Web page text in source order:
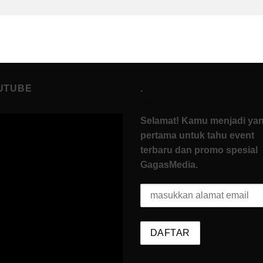
.
Selamat! Kamu menjadi
pertama untuk tahu event
terbaru dan promo spesial
GagasMedia.